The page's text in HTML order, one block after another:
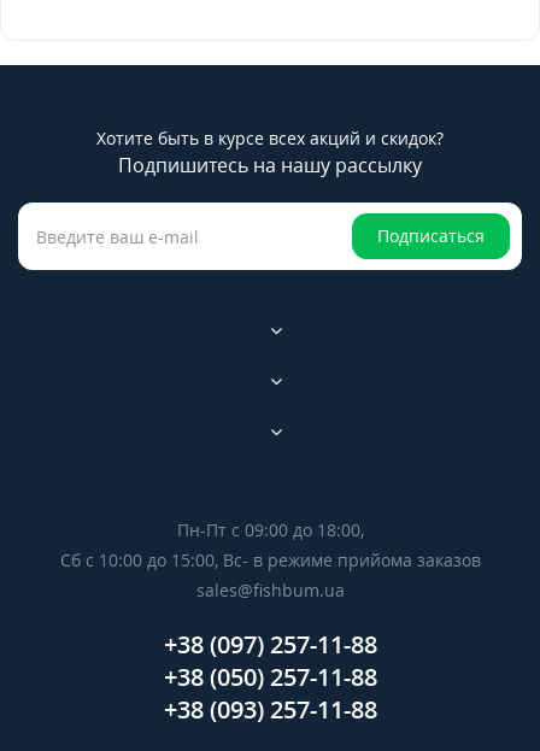
Хотите быть в курсе всех акций и скидок?
Подпишитесь на нашу рассылку
Подписаться
Пн-Пт с 09:00 до 18:00,
Сб с 10:00 до 15:00, Вс- в режиме прийома заказов
sales@fishbum.ua
+38 (097) 257-11-88
+38 (050) 257-11-88
+38 (093) 257-11-88